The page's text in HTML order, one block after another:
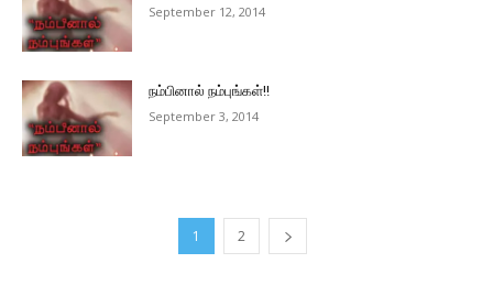
September 12, 2014
நம்பினால் நம்புங்கள்!!
September 3, 2014
1 2